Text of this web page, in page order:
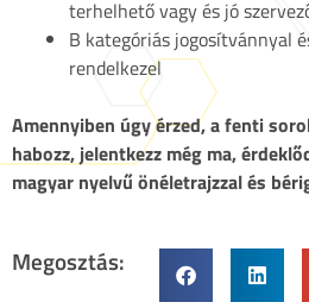
terhelhető vagy és jó
B kategóriás jogosítvánnyal
rendelkezel
Amennyiben úgy érzed, a fenti
habozz, jelentkezz még ma,
magyar nyelvű önéletrajzzal és
Megosztás: